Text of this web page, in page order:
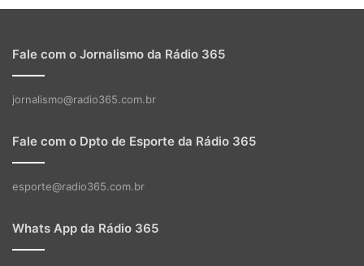
Fale com o Jornalismo da Rádio 365
jornalismo@radio365.com.br
Fale com o Dpto de Esporte da Rádio 365
esporte@radio365.com.br
Whats App da Rádio 365